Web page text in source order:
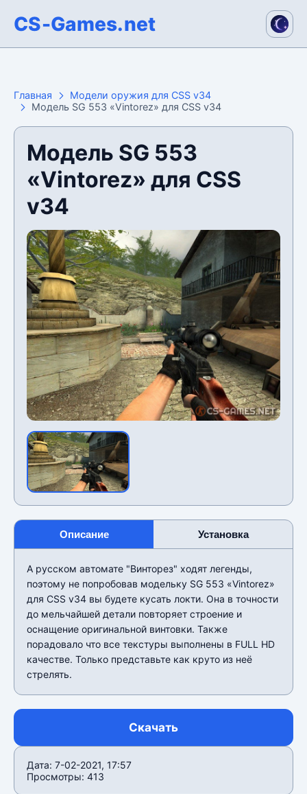
CS-Games.net
Главная
Модели оружия для CSS v34
Модель SG 553 «Vintorez» для CSS v34
Модель SG 553
«Vintorez» для CSS
v34
Описание Установка
А русском автомате "Винторез" ходят легенды,
поэтому не попробовав модельку SG 553 «Vintorez»
для CSS v34 вы будете кусать локти. Она в точности
до мельчайшей детали повторяет строение и
оснащение оригинальной винтовки. Также
порадовало что все текстуры выполнены в FULL HD
качестве. Только представьте как круто из неё
стрелять.
Скачать
Дата: 7-02-2021, 17:57
Просмотры: 413